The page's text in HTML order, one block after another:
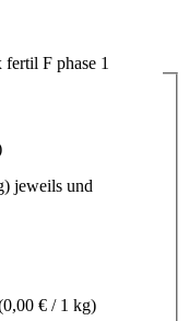
F phase 1
jeweils und
€­ / 1 kg)